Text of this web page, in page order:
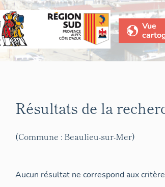
Vue
Résultats de la
(Commune : Beaulieu-sur-Mer)
Aucun résultat ne correspond aux